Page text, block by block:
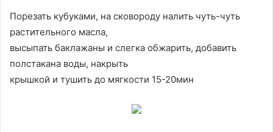
Порезать кубуками, на сковороду налить чуть-чуть
растительного масла,
высыпать баклажаны и слегка обжарить, добавить
полстакана воды, накрыть
крышкой и тушить до мягкости 15-20мин